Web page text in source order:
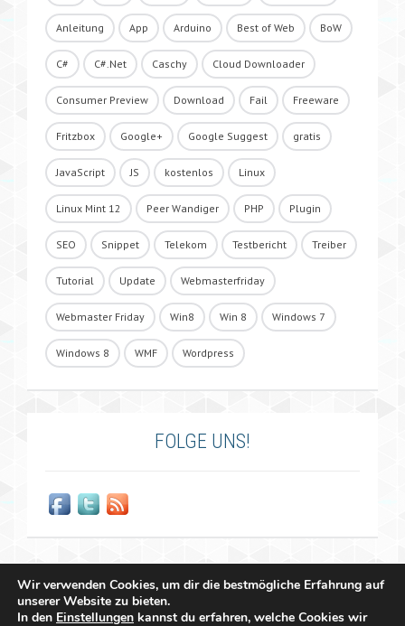
Anleitung App Arduino Best of Web BoW
C# C#.Net Caschy Cloud Downloader
Consumer Preview Download Fail Freeware
Fritzbox Google+ Google Suggest gratis
JavaScript JS kostenlos Linux
Linux Mint 12 Peer Wandiger PHP Plugin
SEO Snippet Telekom Testbericht Treiber
Tutorial Update Webmasterfriday
Webmaster Friday Win8 Win 8 Windows 7
Windows 8 WMF Wordpress
FOLGE UNS!
Wir verwenden Cookies, um dir die bestmögliche Erfahrung auf
unserer Website zu bieten.
In den Einstellungen kannst du erfahren, welche Cookies wir